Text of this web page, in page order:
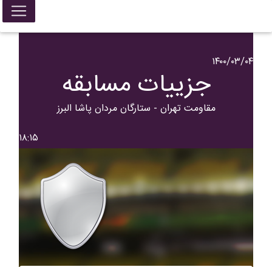
۱۴۰۰/۰۳/۰۴
جزییات مسابقه
مقاومت تهران - ستارگان مردان پاشا البرز
۱۸:۱۵